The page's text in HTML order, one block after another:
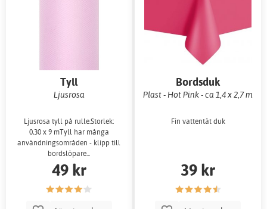
Tyll
Ljusrosa
Ljusrosa tyll på rulle.Storlek:
0,30 x 9 mTyll har många
användningsområden - klipp till
bordslöpare...
49 kr
Bordsduk
Plast - Hot Pink - ca 1,4 x 2,7 m
Fin vattentät duk
39 kr